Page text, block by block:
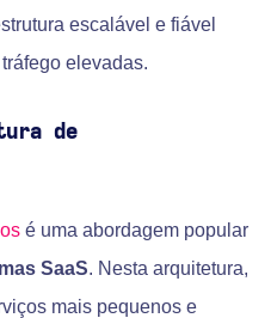
escalável e fiável
elevadas.
de
é uma abordagem popular
SaaS. Nesta arquitetura,
mais pequenos e